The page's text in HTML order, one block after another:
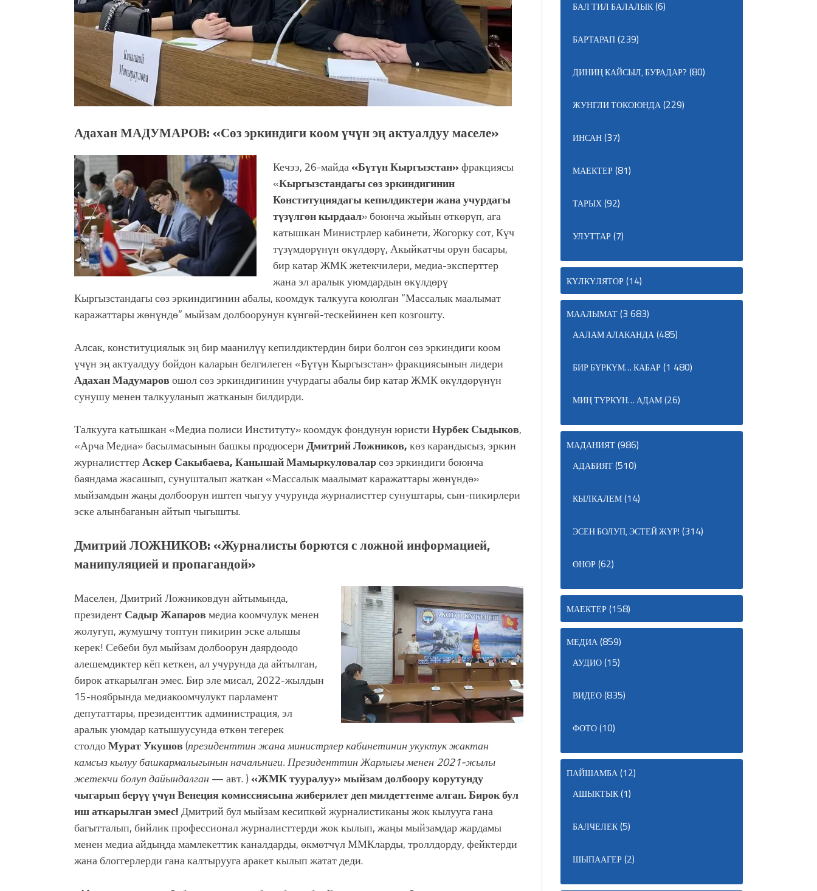
Адахан МАДУМАРОВ: «Сөз эркиндиги коом үчүн эң актуалдуу маселе»
Кечээ, 26-майда«Бүтүн Кыргызстан»фракциясы
«Кыргызстандагы сөз эркиндигинин
Конституциядагы кепилдиктери жана учурдагы
түзүлгөн кырдаал» боюнча жыйын өткөрүп, ага
катышкан Министрлер кабинети, Жогорку сот, Күч
түзүмдөрүнүн өкүлдөрү, Акыйкатчы орун басары,
бир катар ЖМК жетекчилери, медиа-эксперттер
жана эл аралык уюмдардын өкүлдөрү
Кыргызстандагы сөз эркиндигинин абалы, коомдук талкууга коюлган “Массалык маалымат
каражаттары жөнүндө” мыйзам долбоорунун күнгөй-тескейинен кеп козгошту.
Алсак, конституциялык эң бир маанилүү кепилдиктердин бири болгон сөз эркиндиги коом
үчүн эң актуалдуу бойдон каларын белгилеген «Бүтүн Кыргызстан» фракциясынын лидери
Адахан Мадумаровошол сөз эркиндигинин учурдагы абалы бир катар ЖМК өкүлдөрүнүн
сунушу менен талкууланып жатканын билдирди.
Талкууга катышкан «Медиа полиси Институту» коомдук фондунун юристиНурбек Сыдыков,
«Арча Медиа» басылмасынын башкы продюсериДмитрий Ложников,көз карандысыз, эркин
журналисттерАскер Сакыбаева, Канышай Мамыркуловаларсөз эркиндиги боюнча
баяндама жасашып, сунушталып жаткан «Массалык маалымат каражаттары жөнүндө»
мыйзамдын жаңы долбоорун иштеп чыгуу учурунда журналисттер сунуштары, сын-пикирлери
эске алынбаганын айтып чыгышты.
Дмитрий ЛОЖНИКОВ: «Журналисты борются с ложной информацией,
манипуляцией и пропагандой»
Маселен, Дмитрий Ложниковдун айтымында,
президентСадыр Жапаровмедиа коомчулук менен
жолугуп, жумушчу топтун пикирин эске алышы
керек! Себеби бул мыйзам долбоорун даярдоодо
алешемдиктер кёп кеткен, ал учурунда да айтылган,
бирок аткарылган эмес. Бир эле мисал, 2022-жылдын
15-ноябрында медиакоомчулукт парламент
депутаттары, президенттик администрация, эл
аралык уюмдар катышуусунда өткөн тегерек
столдоМурат Укушов(президенттин жана министрлер кабинетинин укуктук жактан
камсыз кылуу башкармалыгынын начальниги. Президенттин Жарлыгы менен 2021-жылы
жетекчи болуп дайындалган— авт. ) «ЖМК тууралуу» мыйзам долбоорукорутунду
чыгарып берүү үчүн Венеция комиссиясына жиберилет деп милдеттенме алган. Бирок бул
иш аткарылган эмес!Дмитрий бул мыйзам кесипкөй журналистиканы жок кылууга гана
багытталып, бийлик профессионал журналисттерди жок кылып, жаңы мыйзамдар жардамы
менен медиа айдыңда мамлекеттик каналдарды, өкмөтчүл ММКларды, троллдорду, фейктерди
жана блоггерлерди гана калтырууга аракет кылып жатат деди.
БАЛ ТИЛ БАЛАЛЫК(6)
БАРТАРАП(239)
ДИНИҢ КАЙСЫЛ, БУРАДАР? (80)
ЖУНГЛИ ТОКОЮНДА(229)
ИНСАН(37)
МАЕКТЕР(81)
ТАРЫХ(92)
УЛУТТАР(7)
КҮЛКҮЛЯТОР(14)
МААЛЫМАТ(3 683)
ААЛАМ АЛАКАНДА(485)
БИР БҮРКҮМ… КАБАР(1 480)
МИҢ ТҮРКҮН… АДАМ(26)
МАДАНИЯТ(986)
АДАБИЯТ(510)
КЫЛКАЛЕМ(14)
ЭСЕН БОЛУП, ЭСТЕЙ ЖҮР! (314)
ӨНӨР(62)
МАЕКТЕР(158)
МЕДИА(859)
АУДИО(15)
ВИДЕО(835)
ФОТО(10)
ПАЙШАМБА(12)
АШЫКТЫК(1)
БАЛЧЕЛЕК(5)
ШЫПААГЕР(2)